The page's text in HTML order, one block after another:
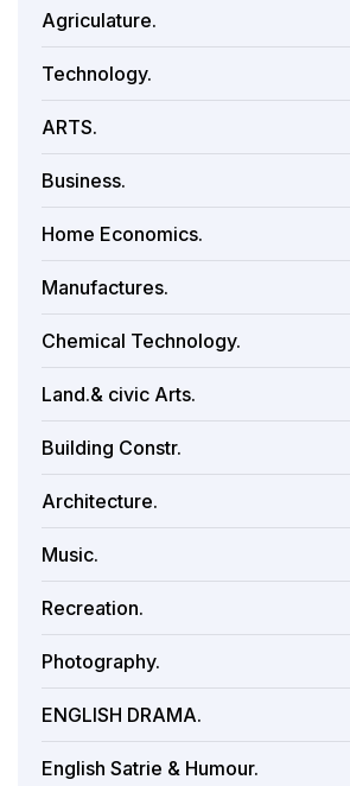
Agriculature.
Technology.
ARTS.
Business.
Home Economics.
Manufactures.
Chemical Technology.
Land.& civic Arts.
Building Constr.
Architecture.
Music.
Recreation.
Photography.
ENGLISH DRAMA.
English Satrie & Humour.